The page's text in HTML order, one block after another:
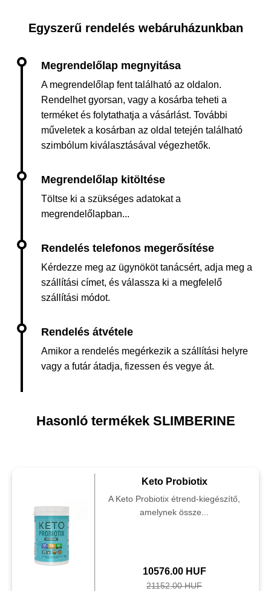
Egyszerű rendelés webáruházunkban
A megrendelőlap fent található az oldalon.
Rendelhet gyorsan, vagy a kosárba teheti a
terméket és folytathatja a vásárlást. További
műveletek a kosárban az oldal tetején található
szimbólum kiválasztásával végezhetők.
Töltse ki a szükséges adatokat a
megrendelőlapban...
Kérdezze meg az ügynököt tanácsért, adja meg a
szállítási címet, és válassza ki a megfelelő
szállítási módot.
Amikor a rendelés megérkezik a szállítási helyre
vagy a futár átadja, fizessen és vegye át.
Hasonló termékek SLIMBERINE
Keto Probiotix
A Keto Probiotix étrend-kiegészítő,
amelynek össze...
10576.00 HUF
21152.00 HUF